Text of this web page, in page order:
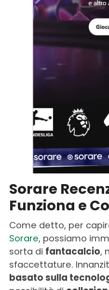
Sorare
Funziona e
Come detto, per
Sorare, possiamo
sorta di fantacalcio,
sfaccettature.
basato sulla